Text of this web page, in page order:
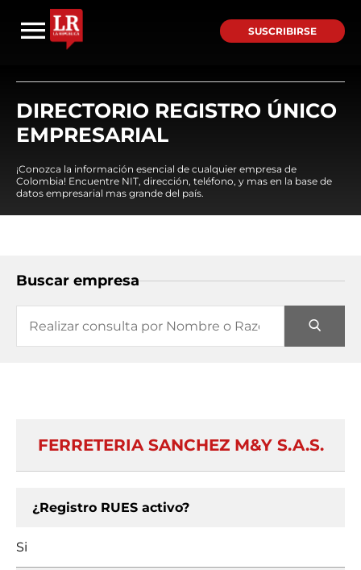
SUSCRIBIRSE
DIRECTORIO REGISTRO ÚNICO
EMPRESARIAL
¡Conozca la información esencial de cualquier empresa de
Colombia! Encuentre NIT, dirección, teléfono, y mas en la base de
datos empresarial mas grande del país.
Buscar empresa
FERRETERIA SANCHEZ M&Y S.A.S.
¿Registro RUES activo?
Si